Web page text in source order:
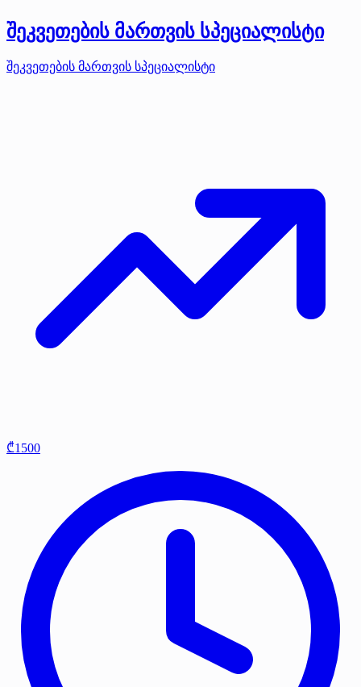
შეკვეთების მართვის სპეციალისტი
შეკვეთების მართვის სპეციალისტი
₾1500